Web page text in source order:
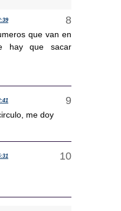
que van en
hay que sacar
me doy